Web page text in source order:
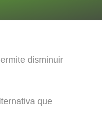
disminuir
que